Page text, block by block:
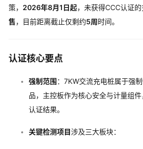
策， 2026年8月1日起，未获得CCC认证
售，目前距离截止仅剩约5周时间。
认证核心要点
强制范围：7KW交流充电桩属于强
品，主控板作为核心安全与计量组
认证结果。
关键检测项目涉及三大板块：